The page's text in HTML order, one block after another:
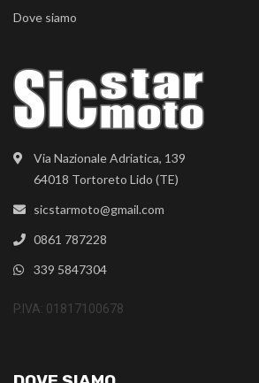
Via Nazionale Adriatica, 139
64018 Tortoreto Lido (TE)
sicstarmoto@gmail.com
0861 787228
339 5847304
P.IVA: 01817100678
Dove siamo